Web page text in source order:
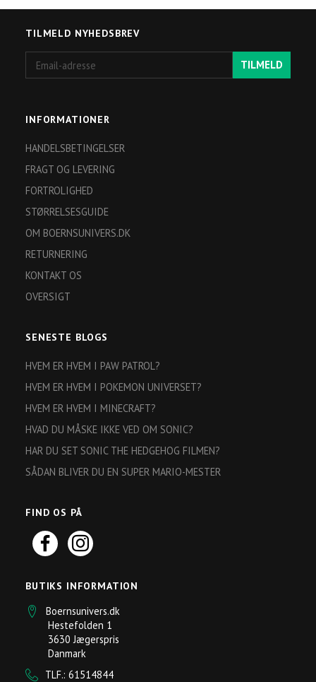
TILMELD NYHEDSBREV
adresse
TILMELD
INFORMATIONER
HANDELSBETINGELSER
FRAGT OG LEVERING
FORTROLIGHED
STØRRELSESGUIDE
OM BOERNSUNIVERS.DK
RETURNERING
KONTAKT OS
OVERSIGT
SENESTE BLOGS
HVEM ER HVEM I PAW PATROL?
HVEM ER HVEM I POKEMON UNIVERSET?
HVEM ER HVEM I MINECRAFT?
HVAD DU MÅSKE IKKE VED OM SONIC?
HAR DU SET SONIC THE HEDGEHOG FILMEN?
SÅDAN BLIVER DU EN SUPER MARIO-MESTER
FIND OS PÅ
BUTIKS INFORMATION
Boernsunivers.dk
Hestefolden 1
3630 Jægerspris
Danmark
TLF.: 61514844